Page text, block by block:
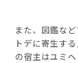
また、図鑑な
トデに寄生す
の宿主はユミヘ